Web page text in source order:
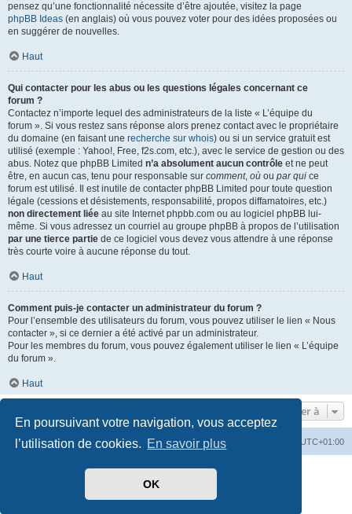
En poursuivant votre navigation, vous acceptez
l’utilisation de cookies. En savoir plus
OK
pensez qu’une fonctionnalité nécessite d’être ajoutée, visitez la page
phpBB Ideas (en anglais) où vous pouvez voter pour des idées proposées ou
en suggérer de nouvelles.
Haut
Qui contacter pour les abus ou les questions légales concernant ce
forum ?
Contactez n’importe lequel des administrateurs de la liste « L’équipe du
forum ». Si vous restez sans réponse alors prenez contact avec le propriétaire
du domaine (en faisant une recherche sur whois) ou si un service gratuit est
utilisé (exemple : Yahoo!, Free, f2s.com, etc.), avec le service de gestion ou des
abus. Notez que phpBB Limited n’a absolument aucun contrôle et ne peut
être, en aucun cas, tenu pour responsable sur comment, où ou par qui ce
forum est utilisé. Il est inutile de contacter phpBB Limited pour toute question
légale (cessions et désistements, responsabilité, propos diffamatoires, etc.)
non directement liée au site Internet phpbb.com ou au logiciel phpBB lui-
même. Si vous adressez un courriel au groupe phpBB à propos de l’utilisation
par une tierce partie de ce logiciel vous devez vous attendre à une réponse
très courte voire à aucune réponse du tout.
Haut
Comment puis-je contacter un administrateur du forum ?
Pour l’ensemble des utilisateurs du forum, vous pouvez utiliser le lien « Nous
contacter », si ce dernier a été activé par un administrateur.
Pour les membres du forum, vous pouvez également utiliser le lien « L’équipe
du forum ».
Haut
Aller à
Index du forum UTC+01:00
Développé parphpBB® Forum Software © phpBB Limited
Traduit par
Side-car club Français